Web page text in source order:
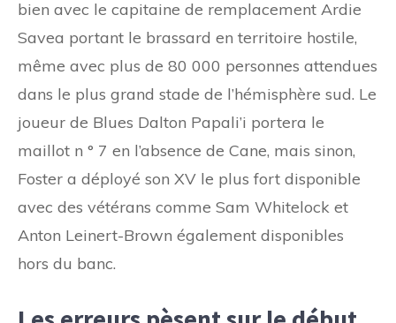
bien avec le capitaine de remplacement Ardie
Savea portant le brassard en territoire hostile,
même avec plus de 80 000 personnes attendues
dans le plus grand stade de l’hémisphère sud. Le
joueur de Blues Dalton Papali’i portera le
maillot n ° 7 en l’absence de Cane, mais sinon,
Foster a déployé son XV le plus fort disponible
avec des vétérans comme Sam Whitelock et
Anton Leinert-Brown également disponibles
hors du banc.